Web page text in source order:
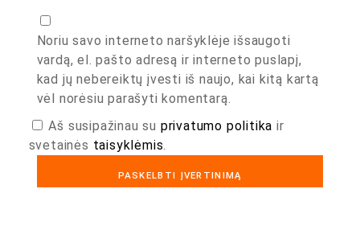
Noriu savo interneto naršyklėje išsaugoti
vardą, el. pašto adresą ir interneto puslapį,
kad jų nebereiktų įvesti iš naujo, kai kitą kartą
vėl norėsiu parašyti komentarą.
Aš susipažinau su privatumo politika ir
svetainės taisyklėmis.